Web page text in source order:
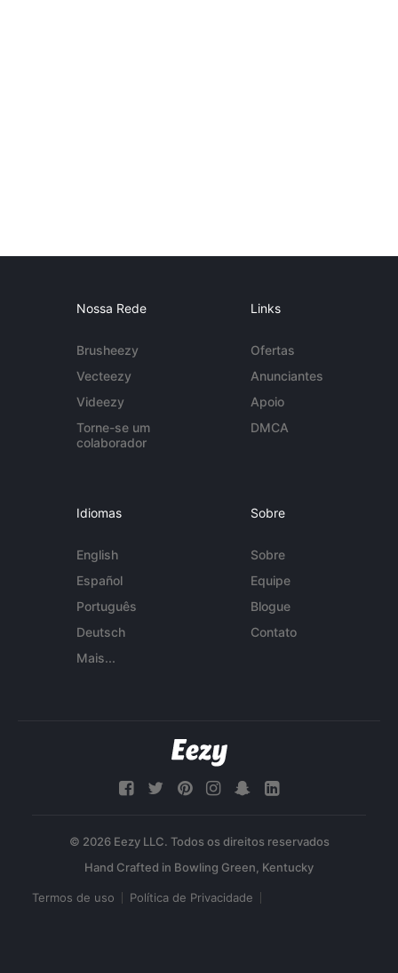
Nossa Rede
Brusheezy
Vecteezy
Videezy
Torne-se um
colaborador
Links
Ofertas
Anunciantes
Apoio
DMCA
Idiomas
English
Español
Português
Deutsch
Mais...
Sobre
Sobre
Equipe
Blogue
Contato
© 2026 Eezy LLC. Todos os direitos reservados
Termos de uso Política de Privacidade